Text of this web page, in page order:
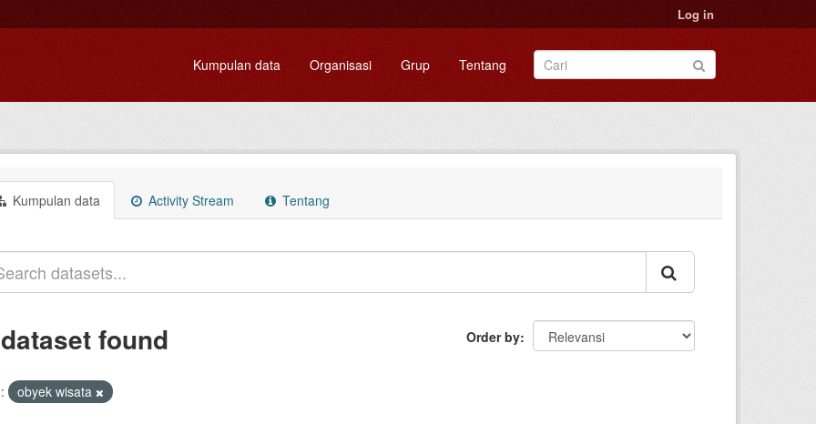
Log in
Kumpulan data Organisasi Grup Tentang
Kumpulan data Activity Stream Tentang
Order by
found
obyek wisata